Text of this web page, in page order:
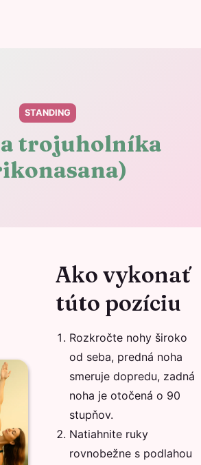
STANDING
trojuholníka
Ako vykonať
túto pozíciu
Rozkročte nohy široko
od seba, predná noha
smeruje dopredu, zadná
noha je otočená o 90
stupňov.
Natiahnite ruky
rovnobežne s podlahou